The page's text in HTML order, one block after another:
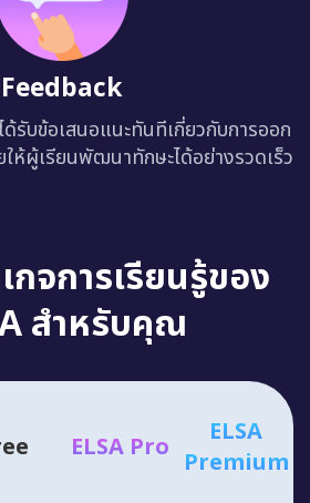
Feedback
รับข้อเสนอแนะทันทีเกี่ยวกับการออก
ให้ผู้เรียนพัฒนาทักษะได้อย่างรวดเร็ว
กจการเรียนรู้ของ
สำหรับคุณ
ELSA Pro
ELSA
Premium